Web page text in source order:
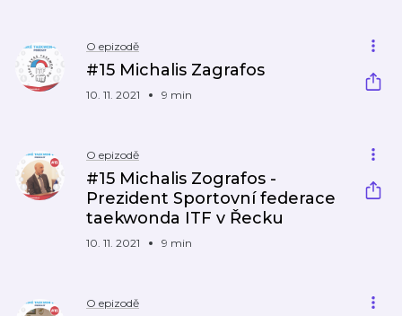
O epizodě
#15 Michalis Zagrafos
10. 11. 2021 9 min
O epizodě
#15 Michalis Zografos -
Prezident Sportovní federace
taekwonda ITF v Řecku
10. 11. 2021 9 min
O epizodě